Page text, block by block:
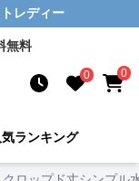
レディー
無料
0 0
気ランキング